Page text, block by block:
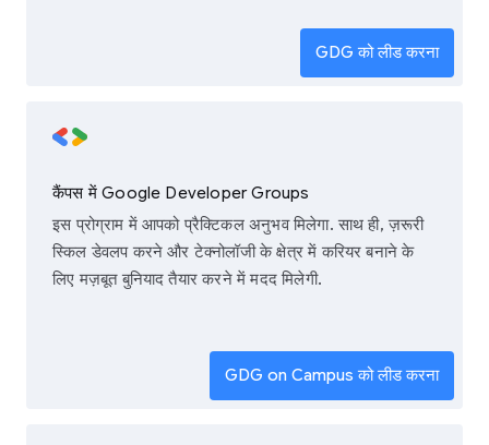
GDG को लीड करना
कैंपस में Google Developer Groups
इस प्रोग्राम में आपको प्रैक्टिकल अनुभव मिलेगा. साथ ही, ज़रूरी
स्किल डेवलप करने और टेक्नोलॉजी के क्षेत्र में करियर बनाने के
लिए मज़बूत बुनियाद तैयार करने में मदद मिलेगी.
GDG on Campus को लीड करना